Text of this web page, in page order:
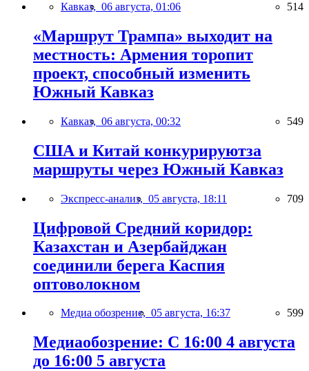
Кавказ, 06 августа, 01:06 514
«Маршрут Трампа» выходит на
местность: Армения торопит
проект, способный изменить
Южный Кавказ
Кавказ, 06 августа, 00:32 549
США и Китай конкурируютза
маршруты через Южный Кавказ
Экспресс-анализ, 05 августа, 18:11 709
Цифровой Средний коридор:
Казахстан и Азербайджан
соединили берега Каспия
оптоволокном
Медиа обозрение, 05 августа, 16:37 599
Медиаобозрение: С 16:00 4 августа
до 16:00 5 августа